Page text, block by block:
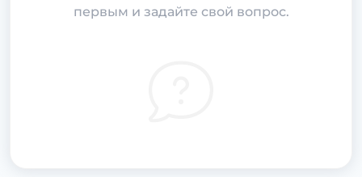
первым и задайте свой вопрос.